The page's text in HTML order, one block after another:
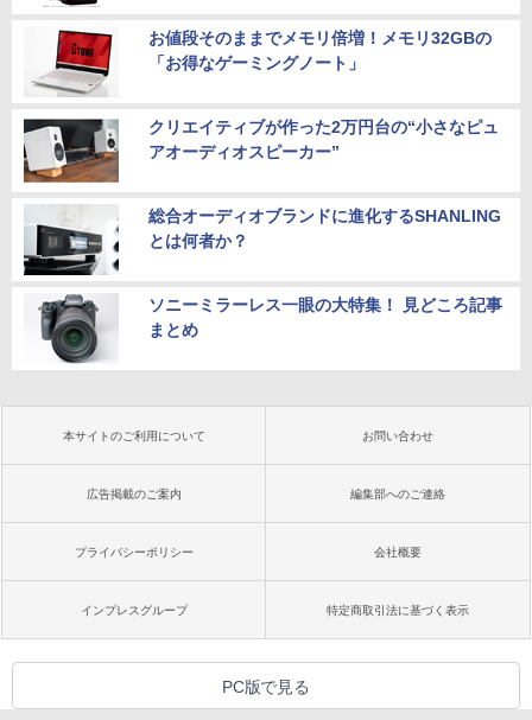
お値段そのままでメモリ倍増！メモリ32GBの
「お得なゲーミングノート」
クリエイティブが作った2万円台の“小さなピュ
アオーディオスピーカー”
総合オーディオブランドに進化するSHANLING
とは何者か？
ソニーミラーレス一眼の大特集！ 見どころ記事
まとめ
本サイトのご利用について お問い合わせ
広告掲載のご案内 編集部へのご連絡
プライバシーポリシー 会社概要
インプレスグループ 特定商取引法に基づく表示
PC版で見る